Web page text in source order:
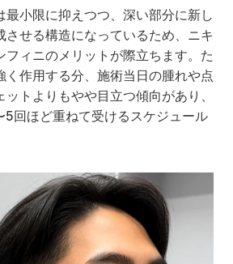
最小限に抑えつつ、深い部分に新し
させる構造になっているため、ニキ
フィニのメリットが際立ちます。た
く作用する分、施術当日の腫れや点
トよりもやや目立つ傾向があり、
回ほど重ねて受けるスケジュール